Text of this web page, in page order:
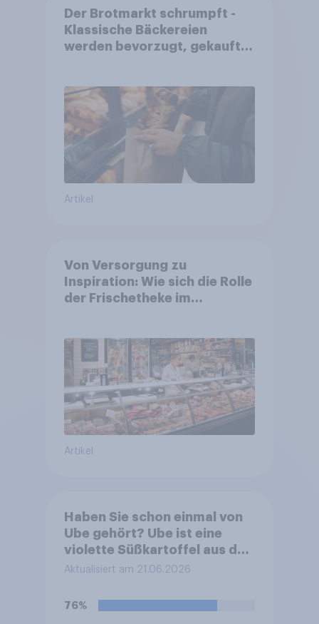
Der Brotmarkt schrumpft -
Klassische Bäckereien
werden bevorzugt, gekauft
Artikel
Von Versorgung zu
Inspiration: Wie sich die Rolle
der Frischetheke im
Artikel
Haben Sie schon einmal von
Ube gehört? Ube ist eine
violette Süßkartoffel aus den
Philippinen, die häufig zum
von Süßspeisen verwendet
Aktualisiert am 21.06.2026
76%